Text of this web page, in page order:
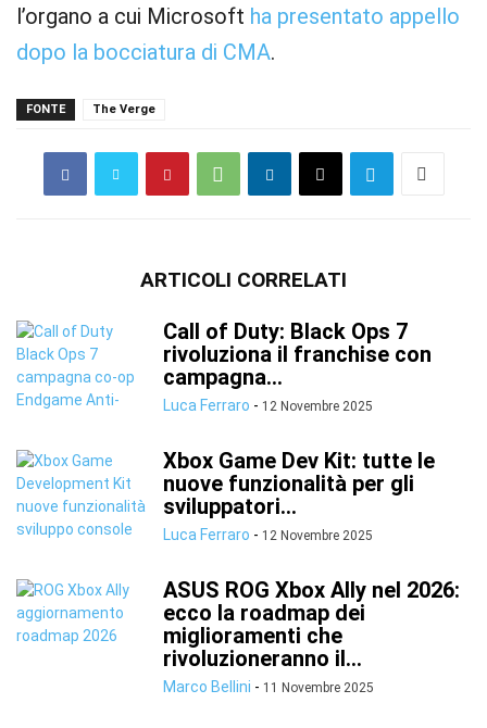
l’organo a cui Microsoft ha presentato appello
dopo la bocciatura di CMA.
FONTE The Verge
ARTICOLI CORRELATI
Call of Duty: Black Ops 7
rivoluziona il franchise con
campagna...
Luca Ferraro - 12 Novembre 2025
Xbox Game Dev Kit: tutte le
nuove funzionalità per gli
sviluppatori...
Luca Ferraro - 12 Novembre 2025
ASUS ROG Xbox Ally nel 2026:
ecco la roadmap dei
miglioramenti che
rivoluzioneranno il...
Marco Bellini - 11 Novembre 2025